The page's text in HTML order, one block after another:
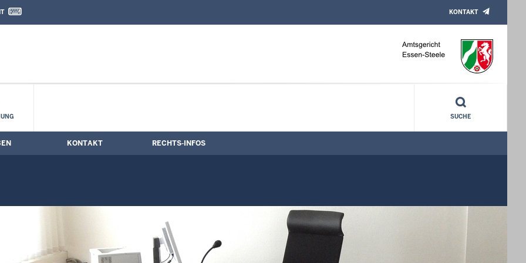
Kontaktformular
KONTAKT
SUCHE
KONTAKT RECHTS-INFOS